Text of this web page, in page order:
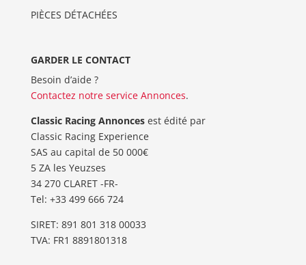
PIÈCES DÉTACHÉES
GARDER LE CONTACT
Besoin d’aide ?
Contactez notre service Annonces.
Classic Racing Annoncesest édité par
Classic Racing Experience
SAS au capital de 50 000€
5 ZA les Yeuzses
34 270 CLARET -FR-
Tel: ‭+33 499 666 724‬
SIRET: 891 801 318 00033
TVA: FR1 8891801318